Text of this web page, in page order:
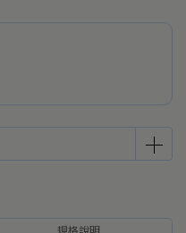
規格說明